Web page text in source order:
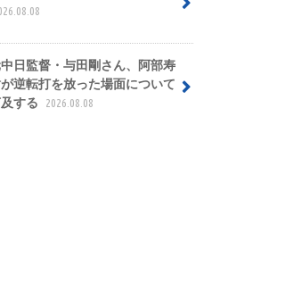
日監督・与田剛さん、阿部寿
逆転打を放った場面について
する
2026.08.08